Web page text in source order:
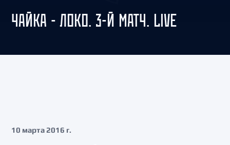
ЧАЙКА - ЛОКО. 3-Й МАТЧ. LIVE
10 марта 2016 г.